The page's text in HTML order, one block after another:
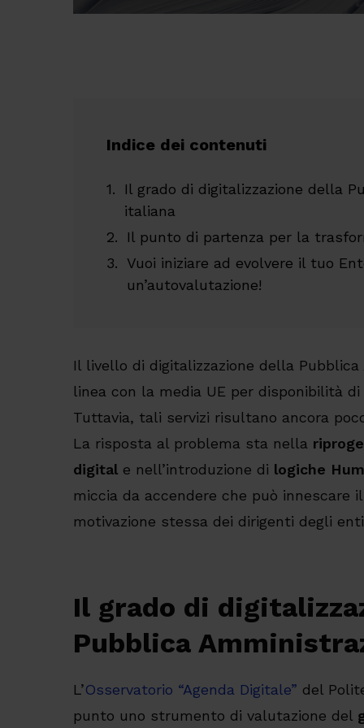
Indice dei contenuti
Il grado di digitalizzazione della
italiana
Il punto di partenza per la
Vuoi iniziare ad evolvere il tuo
un’autovalutazione!
Il livello di digitalizzazione della
linea con la media UE per disponibilità
Tuttavia, tali servizi risultano ancora
La risposta al problema sta nella
digital e nell’introduzione di logiche
miccia da accendere che può innescare
motivazione stessa dei dirigenti degli
Il grado di
Pubblica
L’Osservatorio “Agenda Digitale” del
punto uno strumento di valutazione del